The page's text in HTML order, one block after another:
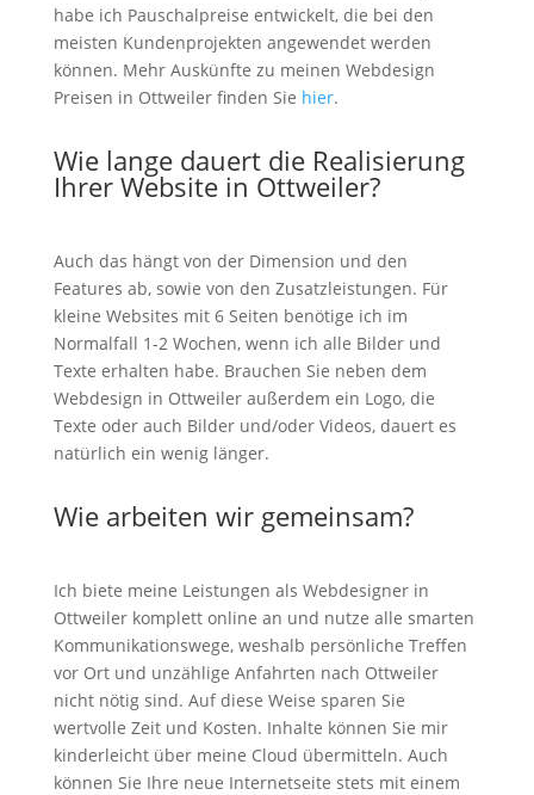
habe ich Pauschalpreise entwickelt, die bei den
meisten Kundenprojekten angewendet werden
können. Mehr Auskünfte zu meinen Webdesign
Preisen in Ottweiler finden Sie hier.
Wie lange dauert die Realisierung
Ihrer Website in Ottweiler?
Auch das hängt von der Dimension und den
Features ab, sowie von den Zusatzleistungen. Für
kleine Websites mit 6 Seiten benötige ich im
Normalfall 1-2 Wochen, wenn ich alle Bilder und
Texte erhalten habe. Brauchen Sie neben dem
Webdesign in Ottweiler außerdem ein Logo, die
Texte oder auch Bilder und/oder Videos, dauert es
natürlich ein wenig länger.
Wie arbeiten wir gemeinsam?
Ich biete meine Leistungen als Webdesigner in
Ottweiler komplett online an und nutze alle smarten
Kommunikationswege, weshalb persönliche Treffen
vor Ort und unzählige Anfahrten nach Ottweiler
nicht nötig sind. Auf diese Weise sparen Sie
wertvolle Zeit und Kosten. Inhalte können Sie mir
kinderleicht über meine Cloud übermitteln. Auch
können Sie Ihre neue Internetseite stets mit einem